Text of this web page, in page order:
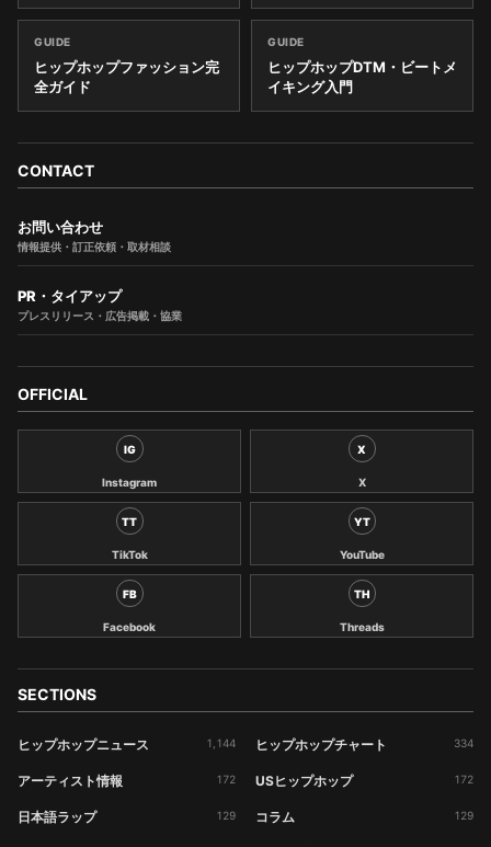
GUIDE
ヒップホップファッション完
全ガイド
GUIDE
ヒップホップDTM・ビートメ
イキング入門
CONTACT
お問い合わせ
情報提供・訂正依頼・取材相談
PR・タイアップ
プレスリリース・広告掲載・協業
OFFICIAL
IG
Instagram
X
X
TT
TikTok
YT
YouTube
FB
Facebook
TH
Threads
SECTIONS
ヒップホップニュース 1,144 ヒップホップチャート 334
アーティスト情報 172 USヒップホップ 172
日本語ラップ 129 コラム 129